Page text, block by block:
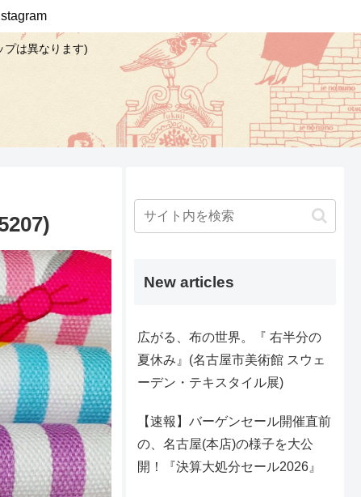
プは異なります)
New articles
広がる、布の世界。『 右半分の
夏休み』(名古屋市美術館 スウェ
ーデン・テキスタイル展)
【速報】バーゲンセール開催直前
の、名古屋(本店)の様子を大公
開！『決算大処分セール2026』